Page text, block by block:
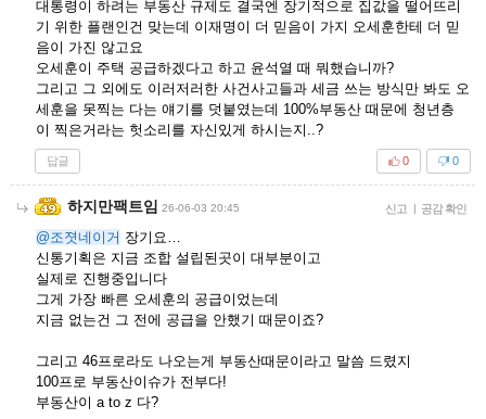
대통령이 하려는 부동산 규제도 결국엔 장기적으로 집값을 떨어뜨리
기 위한 플랜인건 맞는데 이재명이 더 믿음이 가지 오세훈한테 더 믿
음이 가진 않고요
오세훈이 주택 공급하겠다고 하고 윤석열 때 뭐했습니까?
그리고 그 외에도 이러저러한 사건사고들과 세금 쓰는 방식만 봐도 오
세훈을 못찍는 다는 얘기를 덧붙였는데 100%부동산 때문에 청년층
이 찍은거라는 헛소리를 자신있게 하시는지..?
답글 0
0
하지만팩트임 26-06-03 20:45 신고 | 공감 확인
@조졋네이거 장기요…
신통기획은 지금 조합 설립된곳이 대부분이고
실제로 진행중입니다
그게 가장 빠른 오세훈의 공급이었는데
지금 없는건 그 전에 공급을 안했기 때문이죠?
그리고 46프로라도 나오는게 부동산때문이라고 말씀 드렸지
100프로 부동산이슈가 전부다!
부동산이 a to z 다?